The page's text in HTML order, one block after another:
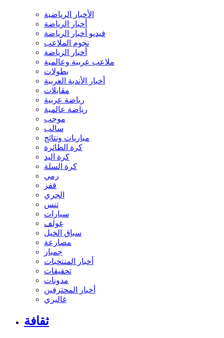
الأخبار الرياضية
أخبار الرياضة
فيديو أخبار الرياضة
نجوم الملاعب
أخبار الرياضة
ملاعب عربية وعالمية
بطولات
أخبار الأندية العربية
مقابلات
رياضة عربية
رياضة عالمية
موجب
سالب
مباريات ونتائج
كرة الطائرة
كرة اليد
كرة السلة
رمي
قفز
الجري
تنس
سيارات
غولف
سباق الخيل
مصارعة
جمباز
أخبار المنتخبات
تحقيقات
مدونات
أخبار المحترفين
غاليري
ثقافة